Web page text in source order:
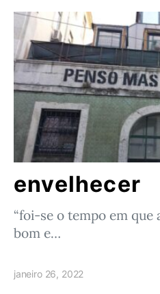
envelhecer
“foi-se o tempo em que
bom e…
janeiro 26, 2022